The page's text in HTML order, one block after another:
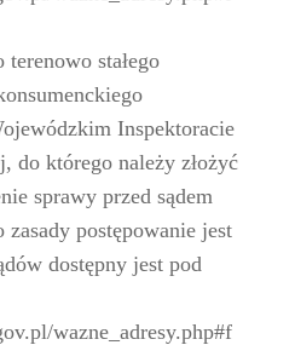
terenowo stałego
Inspektoracie
do którego należy złożyć
sprawy przed sądem
postępowanie jest
dostępny jest pod
wazne_adresy.php#f